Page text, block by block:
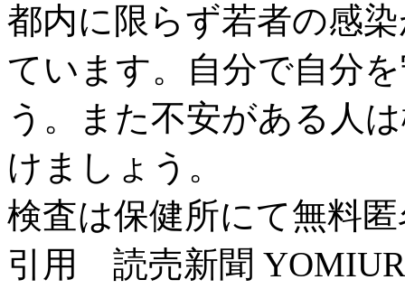
都内に限らず若者の感
ています。自分で自分
う。また不安がある人
けましょう。
検査は保健所にて無料
引用 読売新聞